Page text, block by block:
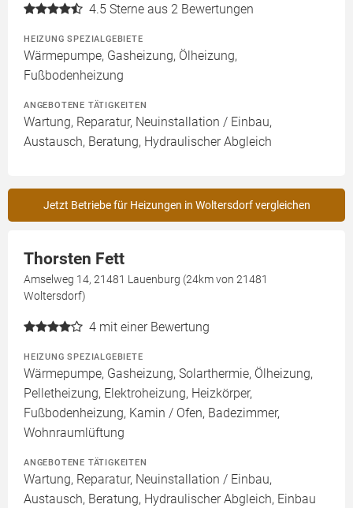
4.5 Sterne aus 2 Bewertungen
HEIZUNG SPEZIALGEBIETE
Wärmepumpe, Gasheizung, Ölheizung,
Fußbodenheizung
ANGEBOTENE TÄTIGKEITEN
Wartung, Reparatur, Neuinstallation / Einbau,
Austausch, Beratung, Hydraulischer Abgleich
Jetzt Betriebe für Heizungen in Woltersdorf vergleichen
Thorsten Fett
Amselweg 14, 21481 Lauenburg (24km von 21481
Woltersdorf)
4 mit einer Bewertung
HEIZUNG SPEZIALGEBIETE
Wärmepumpe, Gasheizung, Solarthermie, Ölheizung,
Pelletheizung, Elektroheizung, Heizkörper,
Fußbodenheizung, Kamin / Ofen, Badezimmer,
Wohnraumlüftung
ANGEBOTENE TÄTIGKEITEN
Wartung, Reparatur, Neuinstallation / Einbau,
Austausch, Beratung, Hydraulischer Abgleich, Einbau